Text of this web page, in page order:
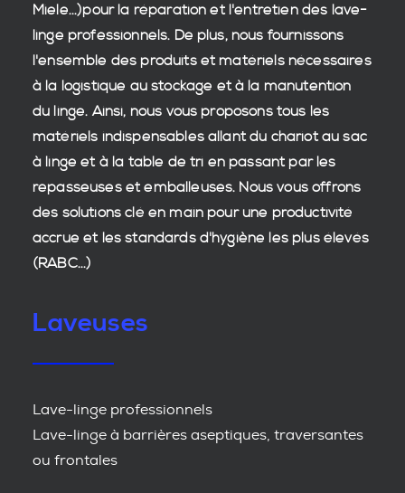
Miele...)pour la réparation et l'entretien des lave-
linge professionnels. De plus, nous fournissons
l'ensemble des produits et matériels nécessaires
à la logistique au stockage et à la manutention
du linge. Ainsi, nous vous proposons tous les
matériels indispensables allant du chariot au sac
à linge et à la table de tri en passant par les
repasseuses et emballeuses. Nous vous offrons
des solutions clé en main pour une productivité
accrue et lesstandards d'hygiène les plus élevés
(RABC...)
Laveuses
Lave-linge professionnels
Lave-linge à barrières aseptiques, traversantes
ou frontales